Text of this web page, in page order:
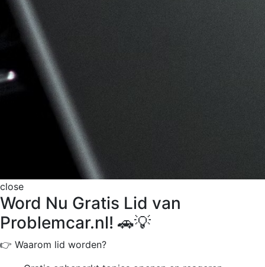
close
Word Nu Gratis Lid van
Problemcar.nl! 🚗💡
👉 Waarom lid worden?